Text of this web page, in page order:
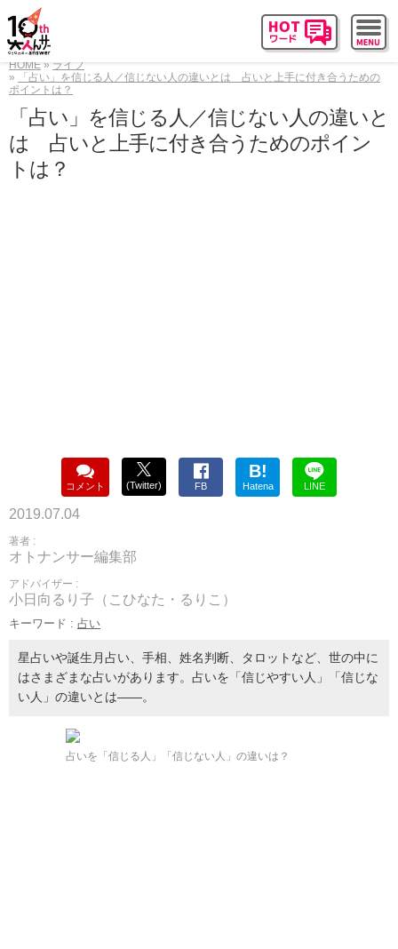
HOME
ライフ
「占い」を信じる人／信じない人の違いとは 占いと上手に付き合うための
ポイントは？
「占い」を信じる人／信じない人の違いと
は 占いと上手に付き合うためのポイン
トは？
コメント (Twitter) FB
B!
Hatena LINE
2019.07.04
著者 :
オトナンサー編集部
アドバイザー :
小日向るり子（こひなた・るりこ）
キーワード : 占い
星占いや誕生月占い、手相、姓名判断、タロットなど、世の中に
はさまざまな占いがあります。占いを「信じやすい人」「信じな
い人」の違いとは――。
占いを「信じる人」「信じない人」の違いは？